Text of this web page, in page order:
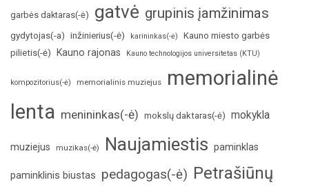
garbės daktaras(-ė) gatvė grupinis įamžinimas
gydytojas(-a) inžinierius(-ė) karininkas(-ė)
Kauno miesto garbės
pilietis(-ė)
Kauno rajonas Kauno technologijos universitetas (KTU)
kompozitorius(-ė) memorialinis muziejus
memorialinė
lenta menininkas(-ė) mokslų daktaras(-ė) mokykla
muziejus muzikas(-ė) Naujamiestis paminklas
paminklinis biustas pedagogas(-ė) Petrašiūnų